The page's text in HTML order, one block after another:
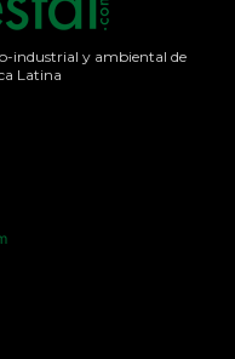
industrial y ambiental de
Latina